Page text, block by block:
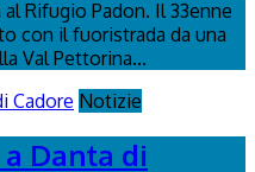
Rifugio Padon. Il 33enne
con il fuoristrada da una
Val Pettorina...
Notizie
Danta di